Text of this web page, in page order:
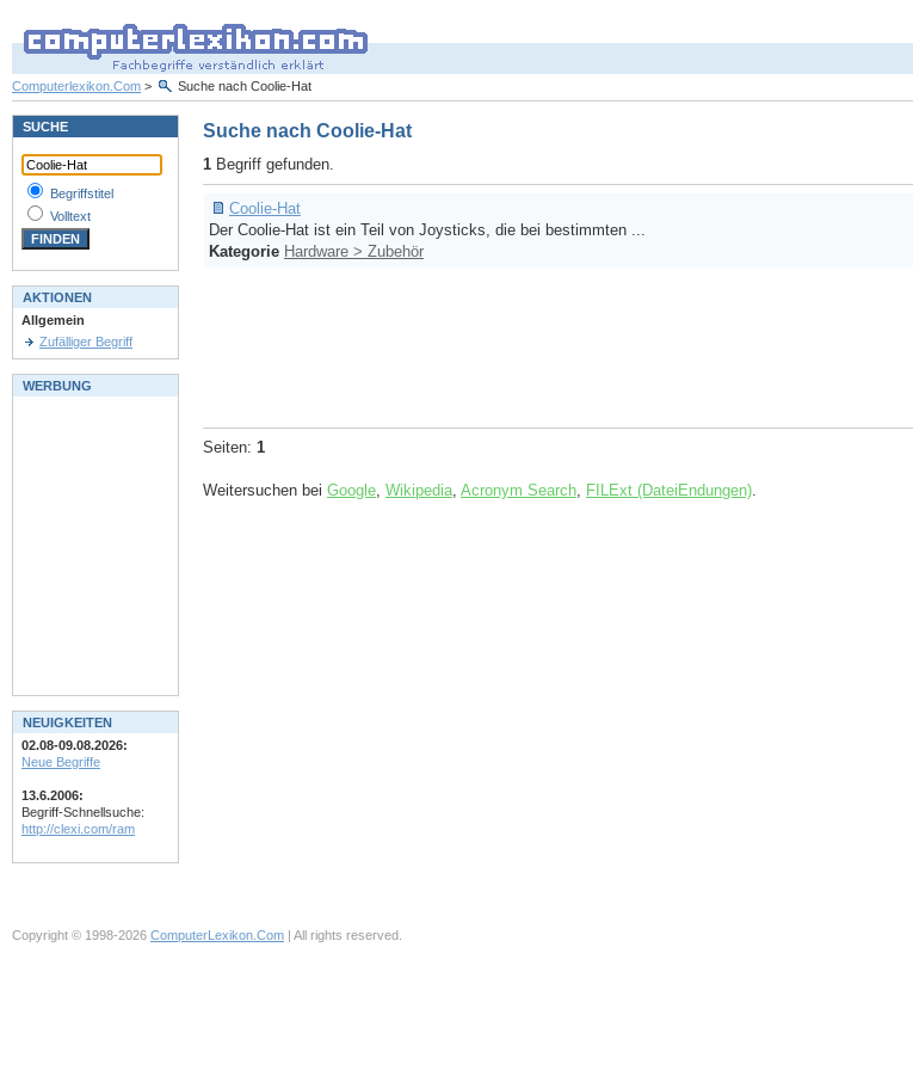
Computerlexikon.Com > Suche nach Coolie-Hat
Suche nach Coolie-Hat
1 Begriff gefunden.
Coolie-Hat
Der Coolie-Hat ist ein Teil von Joysticks, die bei bestimmten ...
Kategorie Hardware > Zubehör
Seiten: 1
Weitersuchen bei Google Wikipedia Acronym Search FILExt (DateiEndungen)
SUCHE
Begriffstitel
Volltext
AKTIONEN
Allgemein
Zufälliger Begriff
WERBUNG
NEUIGKEITEN
02.08-09.08.2026:
Neue Begriffe
13.6.2006:
Begriff-Schnellsuche:
http://clexi.com/ram
Copyright © 1998-2026 ComputerLexikon.Com | All rights reserved.